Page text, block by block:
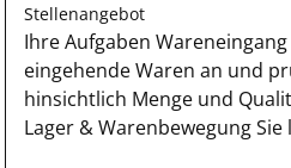
Stellenangebot
Ihre Aufgaben
eingehende Waren an und
hinsichtlich Menge und
Lager & Warenbewegung